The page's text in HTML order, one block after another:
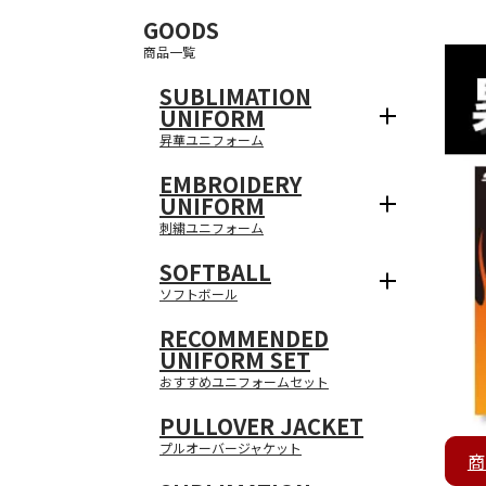
GOODS
商品一覧
SUBLIMATION
UNIFORM
昇華ユニフォーム
EMBROIDERY
UNIFORM
刺繍ユニフォーム
SOFTBALL
ソフトボール
RECOMMENDED
UNIFORM SET
おすすめユニフォームセット
PULLOVER JACKET
プルオーバージャケット